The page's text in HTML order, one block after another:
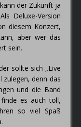
der Zukunft ja
Deluxe-Version
diesem Konzert,
aber wer das
sein.
sollte sich „Live
zulegen, denn das
und die Band
es auch toll,
so viel Spaß